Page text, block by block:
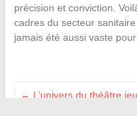
précision et conviction.
cadres du secteur sanitaire
jamais été aussi vaste
← L’univers du théâtre